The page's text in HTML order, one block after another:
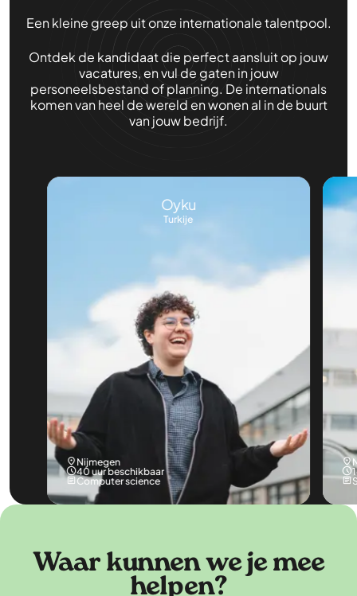
Een kleine greep uit onze internationale talentpool.
Ontdek de kandidaat die perfect aansluit op jouw
vacatures, en vul de gaten in jouw
personeelsbestand of planning. De internationals
komen van heel de wereld en wonen al in de buurt
van jouw bedrijf.
Oyku
Turkije
Nijmegen
40 uur beschikbaar
Computer science
Waar kunnen we je mee
helpen?